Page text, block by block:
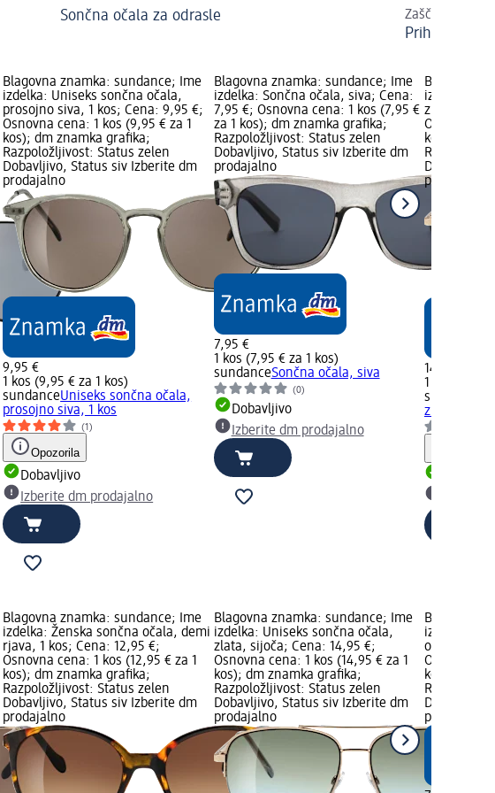
Sončna očala za odrasle Zaščitite kožo
Prihajajo
Blagovna znamka: sundance; Ime
izdelka: Uniseks sončna očala,
prosojno siva, 1 kos; Cena: 9,95 €;
Osnovna cena: 1 kos (9,95 € za 1
kos); dm znamka grafika;
Razpoložljivost: Status zelen
Dobavljivo, Status siv Izberite dm
prodajalno
9,95 €
1 kos (9,95 € za 1 kos)
sundanceUniseks sončna očala,
prosojno siva, 1 kos
(1)
Opozorila
Dobavljivo
Izberite dm prodajalno
Blagovna znamka: sundance; Ime
izdelka: Sončna očala, siva; Cena:
7,95 €; Osnovna cena: 1 kos (7,95 €
za 1 kos); dm znamka grafika;
Razpoložljivost: Status zelen
Dobavljivo, Status siv Izberite dm
prodajalno
7,95 €
1 kos (7,95 € za 1 kos)
sundanceSončna očala, siva
(0)
Dobavljivo
Izberite dm prodajalno
Blagovna
izdelka:
zlata,
Osnovna
kos); dm
Dobavljivo,
prodajalno
14,95 €
1 kos
sundance
zlata, sijoča
Blagovna znamka: sundance; Ime
izdelka: Ženska sončna očala, demi
rjava, 1 kos; Cena: 12,95 €;
Osnovna cena: 1 kos (12,95 € za 1
kos); dm znamka grafika;
Razpoložljivost: Status zelen
Dobavljivo, Status siv Izberite dm
prodajalno
Blagovna znamka: sundance; Ime
izdelka: Uniseks sončna očala,
zlata, sijoča; Cena: 14,95 €;
Osnovna cena: 1 kos (14,95 € za 1
kos); dm znamka grafika;
Razpoložljivost: Status zelen
Dobavljivo, Status siv Izberite dm
prodajalno
Blagovna
izdelka:
očala,
Osnovna
kos); dm
Dobavljivo,
prodajalno